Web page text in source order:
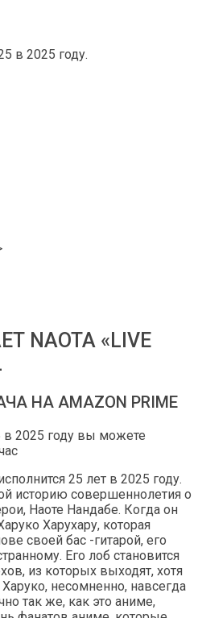
NAOTA «LIVE
НА AMAZON PRIME
25 лет в 2025 году.
историю совершеннолетия о
Наоте Нандабе. Когда он
Харухару, которая
своей бас -гитарой, его
Его лоб становится
из которых выходят, хотя
несомненно, навсегда
так же, как это аниме,